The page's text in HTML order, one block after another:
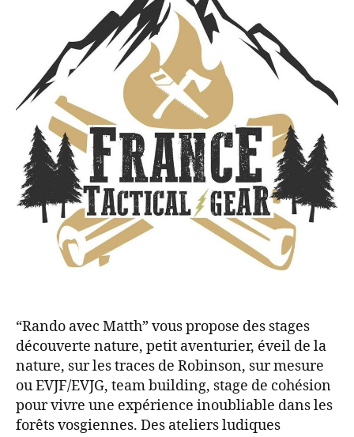
“Rando avec Matth” vous propose des stages
découverte nature, petit aventurier, éveil de la
nature, sur les traces de Robinson, sur mesure
ou EVJF/EVJG, team building, stage de cohésion
pour vivre une expérience inoubliable dans les
forêts vosgiennes. Des ateliers ludiques